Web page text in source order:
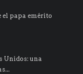
el papa emérito
Unidos: una